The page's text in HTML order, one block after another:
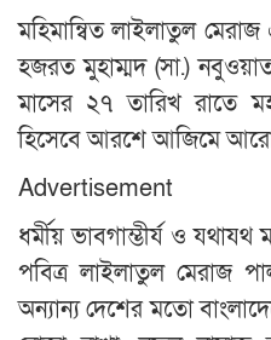
মহিমান্বিত লাইলাতুল
হজরত মুহাম্মদ (সা.)
মাসের ২৭ তারিখ রাতে
হিসেবে আরশে আজিমে
Advertisement
ধর্মীয় ভাবগাম্ভীর্য ও যথাযথ
পবিত্র লাইলাতুল মেরাজ
অন্যান্য দেশের মতো